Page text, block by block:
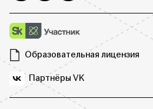
Образовательная лицензия
Партнёры VK